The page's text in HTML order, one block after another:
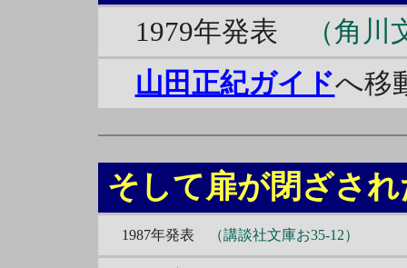
1979年発表
（角
山田正紀ガイドへ移
そして扉が閉ざされ
1987年発表 （講談社文庫お35-12）